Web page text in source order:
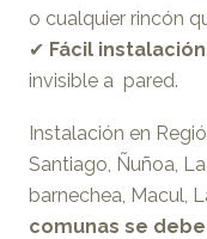
o cualquier rincón
✔ Fácil
invisible a pared.
Instalación en
Santiago, Ñuñoa,
barnechea, Macul,
comunas se